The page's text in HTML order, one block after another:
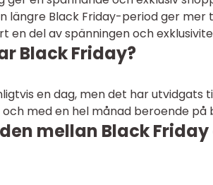
längre Black Friday-period ger
en del av spänningen och
Black Friday?
en dag, men det har
med en hel månad beroende på
mellan Black Friday